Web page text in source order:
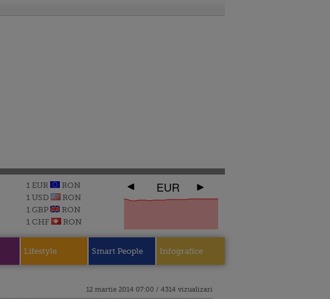
1 EUR
RON
1 USD
RON
1 GBP
RON
1 CHF
RON
EUR
Lifestyle Smart People Infografice
12 martie 2014 07:00 / 4314 vizualizari